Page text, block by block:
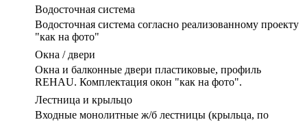
Водосточная система
Водосточная система согласно реализованному проекту
"как на фото"
Окна / двери
Окна и балконные двери пластиковые, профиль
REHAU. Комплектация окон "как на фото".
Лестница и крыльцо
Входные монолитные ж/б лестницы (крыльца, по